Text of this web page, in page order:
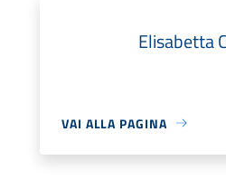
Elisabetta
VAI ALLA PAGINA